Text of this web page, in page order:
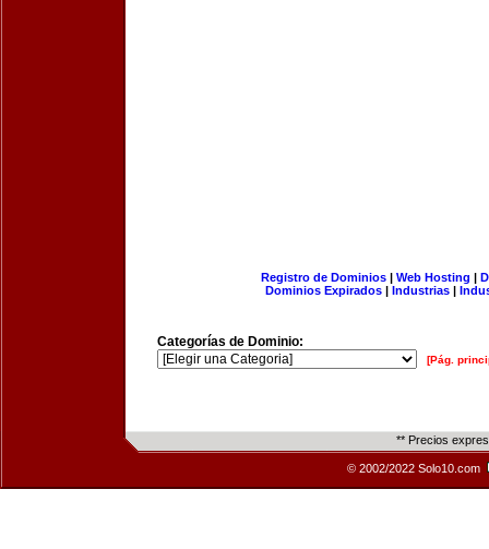
Registro de Dominios| Web Hosting |
Dominios Expirados | Industrias |
Categorías de Dominio:
[Pág.
** Precios
© 2002/2022 Solo10.com